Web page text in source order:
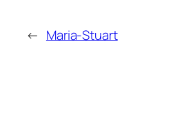
← Maria-Stuart